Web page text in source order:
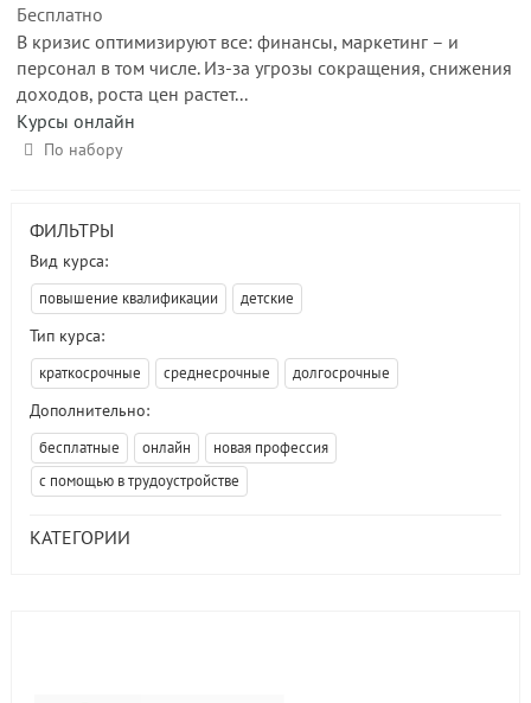
Бесплатно
В кризис оптимизируют все: финансы, маркетинг – и
персонал в том числе. Из-за угрозы сокращения, снижения
доходов, роста цен растет...
Курсы онлайн
По набору
ФИЛЬТРЫ
Вид курса:
повышение квалификации детские
Тип курса:
краткосрочные среднесрочные долгосрочные
Дополнительно:
бесплатные онлайн
новая профессия
с помощью в трудоустройстве
КАТЕГОРИИ